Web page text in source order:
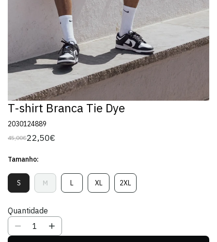
T-shirt Branca Tie Dye
2030124889
Preço
45,00€
Preço
venda
22,50€
Tamanho:
SVariante
Esgotada
Indisponível
MVariante
Esgotada
Indisponível
LVariante
Esgotada
XLVariante
Esgotada
2XLVariante
Esgotada
Quantidade